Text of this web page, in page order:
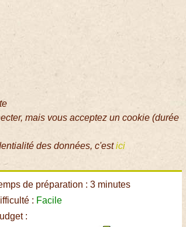
mais vous acceptez un cookie (durée
des données, c'estici
de préparation : 3 minutes
: Facile
: